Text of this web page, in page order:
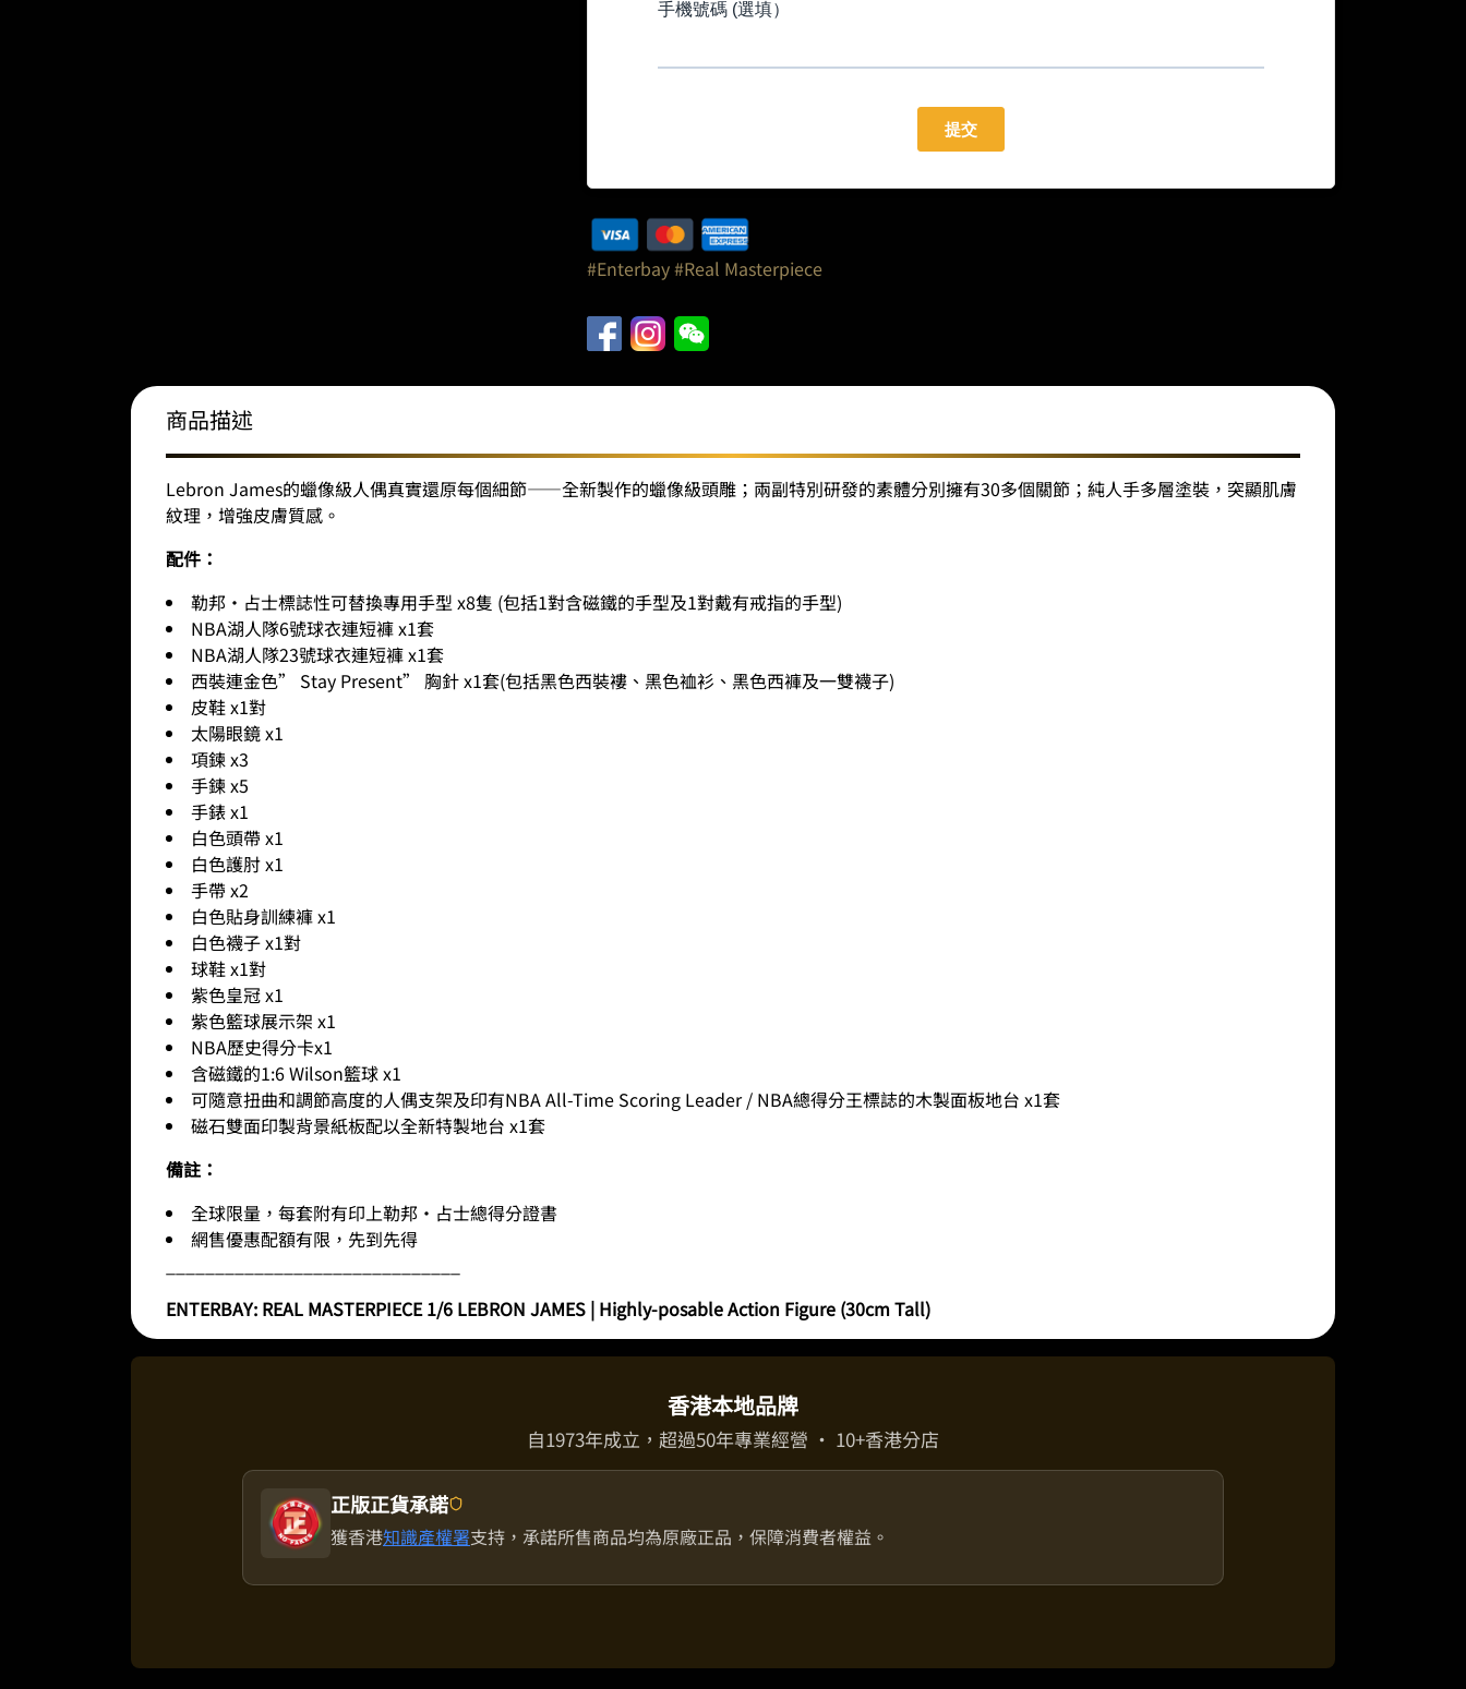
#Enterbay#Real Masterpiece
商品描述
Lebron James的蠟像級人偶真實還原每個細節——全新製作的蠟像級頭雕；兩副特別研發的素體分別擁有30多個關節；純人手多層塗裝，突顯肌膚
紋理，增強皮膚質感。
配件：
勒邦·占士標誌性可替換專用手型 x8隻 (包括1對含磁鐵的手型及1對戴有戒指的手型)
NBA湖人隊6號球衣連短褲 x1套
NBA湖人隊23號球衣連短褲 x1套
西裝連金色” Stay Present” 胸針 x1套(包括黑色西裝褸、黑色裇衫、黑色西褲及一雙襪子)
皮鞋 x1對
太陽眼鏡 x1
項鍊 x3
手鍊 x5
手錶 x1
白色頭帶 x1
白色護肘 x1
手帶 x2
白色貼身訓練褲 x1
白色襪子 x1對
球鞋 x1對
紫色皇冠 x1
紫色籃球展示架 x1
NBA歷史得分卡x1
含磁鐵的1:6 Wilson籃球 x1
可隨意扭曲和調節高度的人偶支架及印有NBA All-Time Scoring Leader / NBA總得分王標誌的木製面板地台 x1套
磁石雙面印製背景紙板配以全新特製地台 x1套
備註：
全球限量，每套附有印上勒邦·占士總得分證書
網售優惠配額有限，先到先得
ENTERBAY: REAL MASTERPIECE1/6 LEBRON JAMES | Highly-posable Action Figure (30cm Tall)
香港本地品牌
自1973年成立，超過50年專業經營 · 10+香港分店
正版正貨承諾
獲香港知識產權署支持，承諾所售商品均為原廠正品，保障消費者權益。